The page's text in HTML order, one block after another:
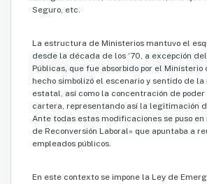
Seguro, etc.
La estructura de Ministerios mantuvo el
desde la década de los ‘70, a excepción
Públicas, que fue absorbido por el Ministerio
hecho simbolizó el escenario y sentido de
estatal, así como la concentración de
cartera, representando así la legitimación
Ante todas estas modificaciones se puso en
de Reconversión Laboral» que apuntaba a
empleados públicos.
En este contexto se impone la Ley de